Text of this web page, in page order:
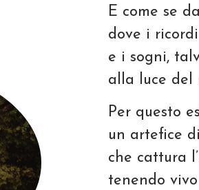
E come se
dove i
e i sogni,
alla luce del
Per questo
un artefice
che cattura
tenendo